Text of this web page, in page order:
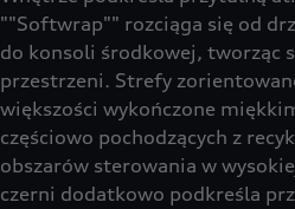
""Softwrap"" rozciąga się od
do konsoli środkowej, tworząc
przestrzeni. Strefy
większości wykończone
częściowo pochodzących z
obszarów sterowania w
czerni dodatkowo podkreśla